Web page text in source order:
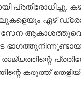
പ്രതിരോധിച്ചു.
ഏഴ്
രാജ്യത്തിന്റെ
കരുത്ത്